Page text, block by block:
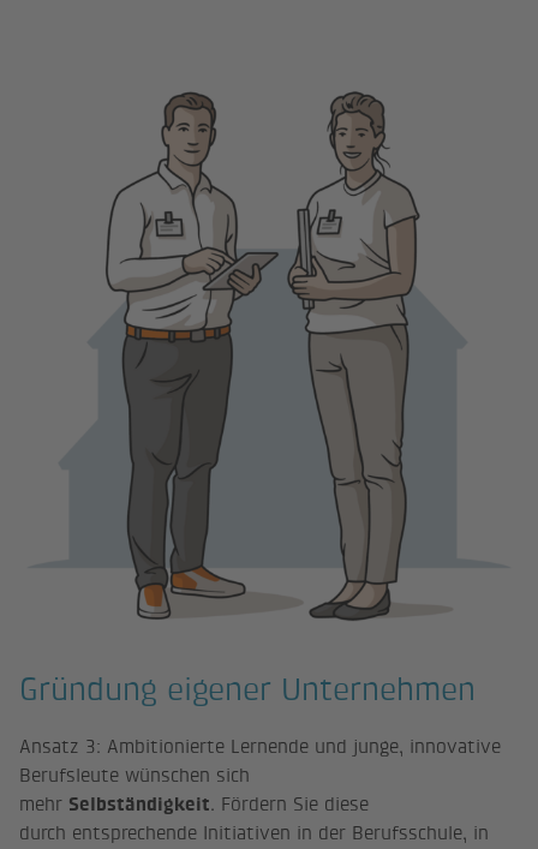
Gründung eigener Unternehmen
Ansatz 3: Ambitionierte Lernende und junge, innovative
Berufsleute wünschen sich
mehr Selbständigkeit. Fördern Sie diese
durch entsprechende Initiativen in der Berufsschule, in